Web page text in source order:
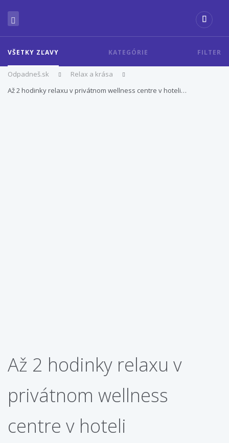
VŠETKY ZĽAVY KATEGÓRIE FILTER
Odpadneš.sk
Relax a krása
Až 2 hodinky relaxu v privátnom wellness centre v hoteli…
Až 2 hodinky relaxu v
privátnom wellness
centre v hoteli